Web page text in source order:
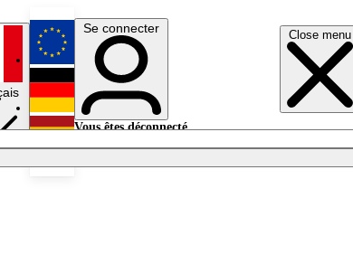
Close menu
English
Deutsch
Se connecter
Vous êtes déconnecté.